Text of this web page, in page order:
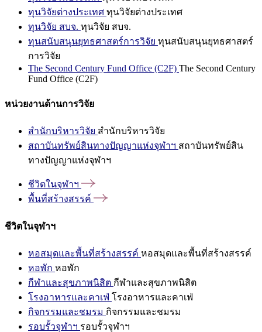
ทุนวิจัยต่างประเทศ ทุนวิจัยต่างประเทศ
ทุนวิจัย สบจ. ทุนวิจัย สบจ.
ทุนสนับสนุนยุทธศาสตร์การวิจัย ทุนสนับสนุนยุทธศาสตร์
การวิจัย
The Second Century Fund Office (C2F) The Second Century
Fund Office (C2F)
หน่วยงานด้านการวิจัย
สำนักบริหารวิจัย สำนักบริหารวิจัย
สถาบันทรัพย์สินทางปัญญาแห่งจุฬาฯ สถาบันทรัพย์สิน
ทางปัญญาแห่งจุฬาฯ
ชีวิตในจุฬาฯ
พื้นที่สร้างสรรค์
ชีวิตในจุฬาฯ
หอสมุดและพื้นที่สร้างสรรค์ หอสมุดและพื้นที่สร้างสรรค์
หอพัก หอพัก
กีฬาและสุขภาพนิสิต กีฬาและสุขภาพนิสิต
โรงอาหารและคาเฟ่ โรงอาหารและคาเฟ่
กิจกรรมและชมรม กิจกรรมและชมรม
รอบรั้วจุฬาฯ รอบรั้วจุฬาฯ